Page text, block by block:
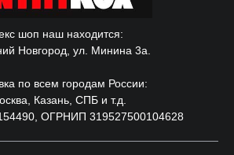
шоп наш находится:
Новгород, ул. Минина 3а.
по всем городам России:
Казань, СПБ и т.д.
ОГРНИП 319527500104628